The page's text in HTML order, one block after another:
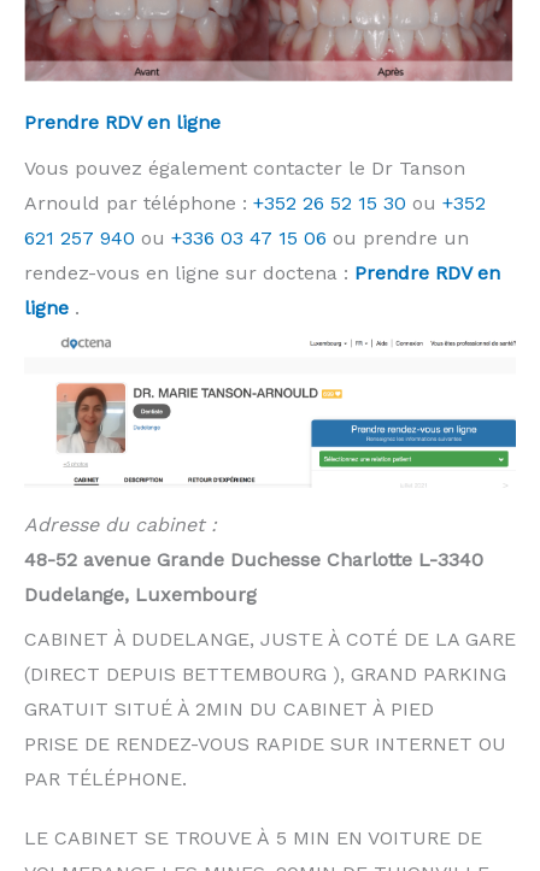
Prendre RDV en ligne
Vous pouvez également contacter le Dr Tanson
Arnould par téléphone : +352 26 52 15 30 ou +352
621 257 940 ou +336 03 47 15 06 ou prendre un
rendez-vous en ligne sur doctena : Prendre RDV en
ligne .
Adresse du cabinet :
48-52 avenue Grande Duchesse Charlotte L-3340
Dudelange, Luxembourg
CABINET À DUDELANGE, JUSTE À COTÉ DE LA GARE
(DIRECT DEPUIS BETTEMBOURG ), GRAND PARKING
GRATUIT SITUÉ À 2MIN DU CABINET À PIED
PRISE DE RENDEZ-VOUS RAPIDE SUR INTERNET OU
PAR TÉLÉPHONE.
LE CABINET SE TROUVE À 5 MIN EN VOITURE DE